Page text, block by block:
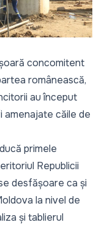
concomitent
românească,
au început
amenajate căile de
primele
Republicii
desfășoare ca și
la nivel de
și tablierul